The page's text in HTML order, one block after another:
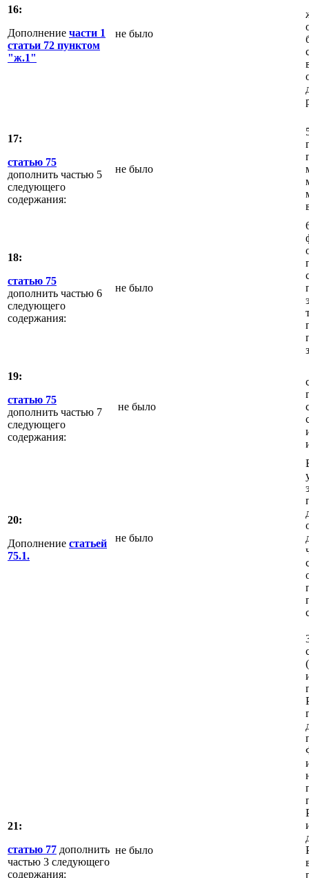
16:
Дополнение части 1
статьи 72 пунктом
"ж.1"
не было
17:
статью 75
дополнить частью 5
следующего
содержания:
не было
18:
статью 75
дополнить частью 6
следующего
содержания:
не было
19:
статью 75
дополнить частью 7
следующего
содержания:
не было
20:
Дополнение статьей
75.1.
не было
21:
статью 77 дополнить
частью 3 следующего
содержания:
не было